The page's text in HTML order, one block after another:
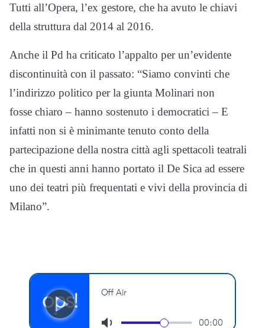
Tutti all’Opera, l’ex gestore, che ha avuto le chiavi
della struttura dal 2014 al 2016.
Anche il Pd ha criticato l’appalto per un’evidente
discontinuità con il passato: “Siamo convinti che
l’indirizzo politico per la giunta Molinari non
fosse chiaro – hanno sostenuto i democratici – E
infatti non si è minimante tenuto conto della
partecipazione della nostra città agli spettacoli teatrali
che in questi anni hanno portato il De Sica ad essere
uno dei teatri più frequentati e vivi della provincia di
Milano”.